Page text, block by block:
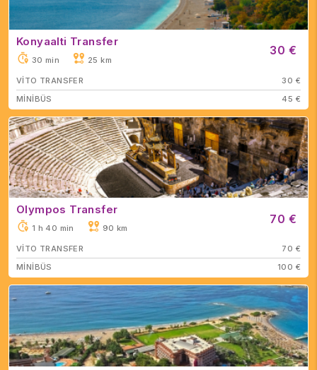
Konyaalti Transfer
30 min 25 km
30 €
VİTO TRANSFER
30 €
MİNİBÜS
45 €
Olympos Transfer
1 h 40 min 90 km
70 €
VİTO TRANSFER
70 €
MİNİBÜS
100 €